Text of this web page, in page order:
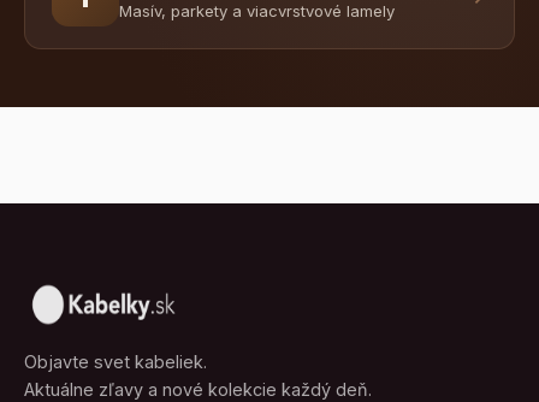
Masív, parkety a viacvrstvové lamely
Objavte svet kabeliek.
Aktuálne zľavy a nové kolekcie každý deň.